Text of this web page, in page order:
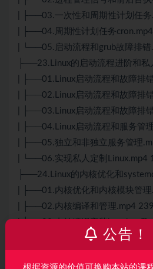
| ├──03.一次性和周期性计划任
| ├──04.周期性计划任务
| └──05.启动流程和grub故障排
├──23.Linux的启动流程进阶和私
| ├──01.Linux启动流程和故障排
| ├──02.Linux启动流程和故障排
| ├──03.Linux启动流程和故障排
| ├──04.Linux启动流程和服务管
| ├──05.独立和非独立服务管理
| └──06.实现私人定制Linux.mp4
├──24.Linux的内核优化和
| ├──01.内核优化和内核模块管
| ├──02.内核编译和管理.mp4
| ├──03.内核编译安装busybox及
公告！